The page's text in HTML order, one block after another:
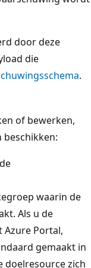
door deze
die
.
of bewerken,
waarin de
Als u de
Portal,
gemaakt in
doelresource zich